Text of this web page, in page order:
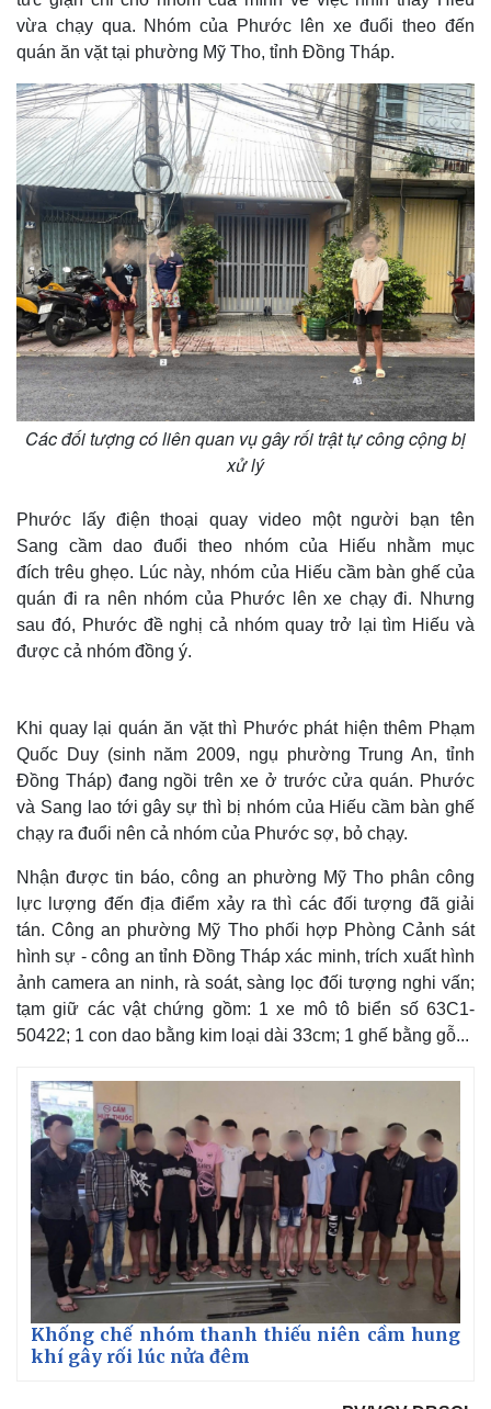
Thế giới
Cuộc sống đó đây
Hồ sơ
Multimedia
E-Magazine
Infographic
vừa chạy qua. Nhóm của Phước lên xe đuổi theo đến
quán ăn vặt tại phường Mỹ Tho, tỉnh Đồng Tháp.
Các đối tượng có liên quan vụ gây rối trật tự công cộng bị
xử lý
Phước lấy điện thoại quay video một người bạn tên
Sang cầm dao đuổi theo nhóm của Hiếu nhằm mục
đích trêu ghẹo. Lúc này, nhóm của Hiếu cầm bàn ghế của
quán đi ra nên nhóm của Phước lên xe chạy đi. Nhưng
sau đó, Phước đề nghị cả nhóm quay trở lại tìm Hiếu và
được cả nhóm đồng ý.
Khi quay lại quán ăn vặt thì Phước phát hiện thêm Phạm
Quốc Duy (sinh năm 2009, ngụ phường Trung An, tỉnh
Đồng Tháp) đang ngồi trên xe ở trước cửa quán. Phước
và Sang lao tới gây sự thì bị nhóm của Hiếu cầm bàn ghế
chạy ra đuổi nên cả nhóm của Phước sợ, bỏ chạy.
Nhận được tin báo, công an phường Mỹ Tho phân công
lực lượng đến địa điểm xảy ra thì các đối tượng đã giải
tán. Công an phường Mỹ Tho phối hợp Phòng Cảnh sát
hình sự - công an tỉnh Đồng Tháp xác minh, trích xuất hình
ảnh camera an ninh, rà soát, sàng lọc đối tượng nghi vấn;
tạm giữ các vật chứng gồm: 1 xe mô tô biển số 63C1-
50422; 1 con dao bằng kim loại dài 33cm; 1 ghế bằng gỗ...
Khống chế nhóm thanh thiếu niên cầm hung
khí gây rối lúc nửa đêm